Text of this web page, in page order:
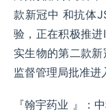
款新冠中 和抗体
验，正在积极推
实生物的第二款
监督管理局批准进
『翰宇药业 』：